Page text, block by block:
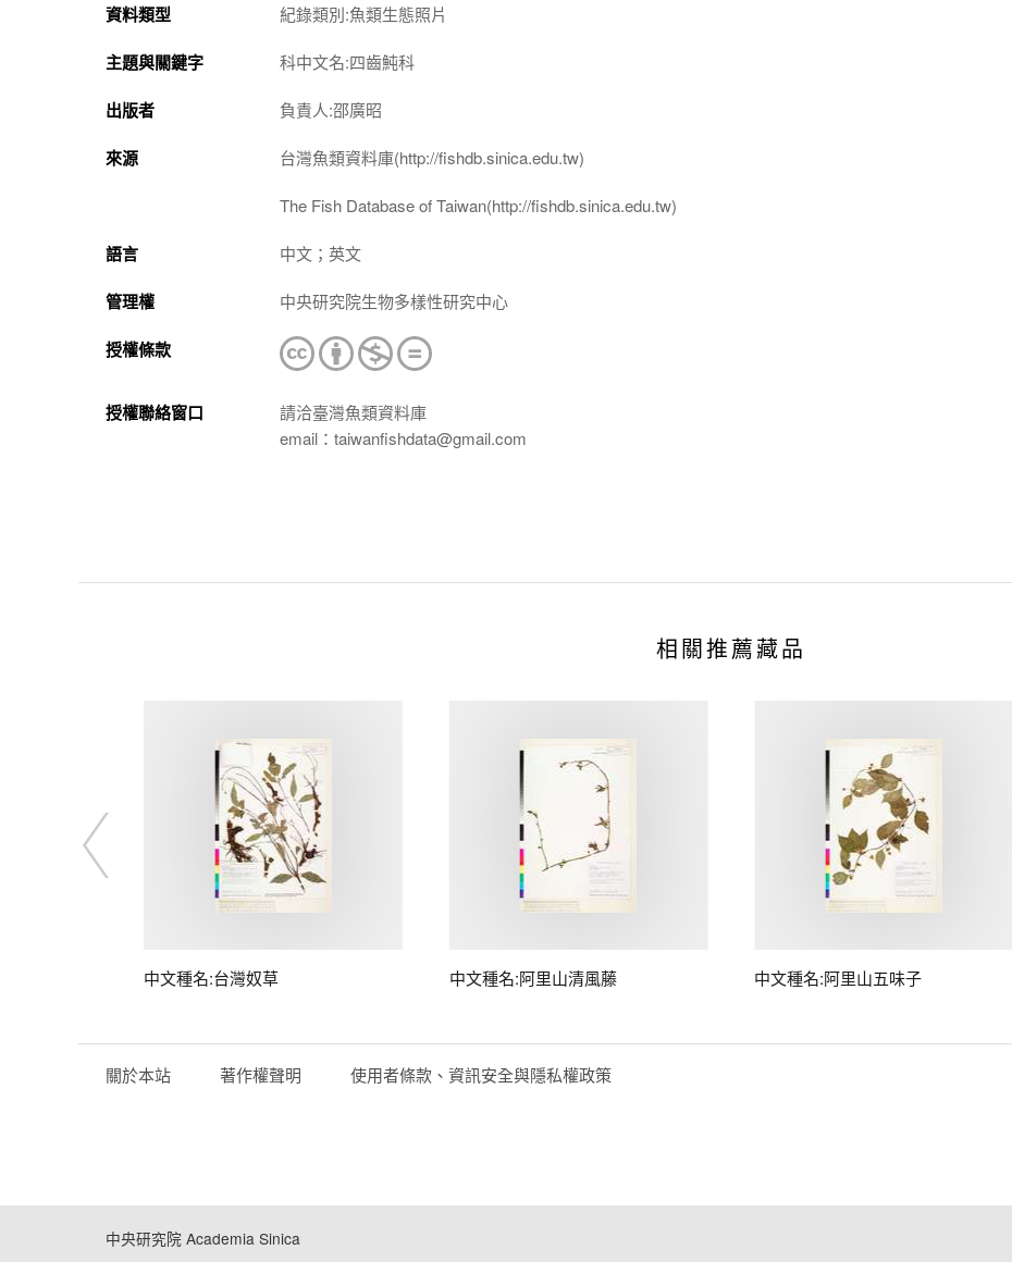
資料類型 紀錄類別:魚類生態照片
主題與關鍵字 科中文名:四齒魨科
出版者 負責人:邵廣昭
來源 台灣魚類資料庫(http://fishdb.sinica.edu.tw)
The Fish Database of Taiwan(http://fishdb.sinica.edu.tw)
語言 中文；英文
管理權 中央研究院生物多樣性研究中心
授權條款
授權聯絡窗口
請洽臺灣魚類資料庫
email：taiwanfishdata@gmail.com
相關推薦藏品
中文種名:台灣奴草 中文種名:阿里山清風藤 中文種名:阿里山五味子
關於本站 著作權聲明 使用者條款、資訊安全與隱私權政策
中央研究院 Academia Sinica